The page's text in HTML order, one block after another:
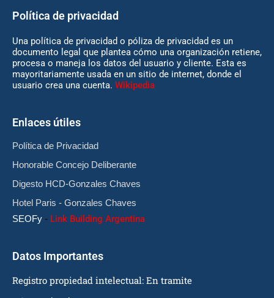
Política de privacidad
Una política de privacidad o póliza de privacidad es un
documento legal que plantea cómo una organización retiene,
procesa o maneja los datos del usuario y cliente. Esta es
mayoritariamente usada en un sitio de internet, donde el
usuario crea una cuenta. Wikipedia
Enlaces útiles
Política de Privacidad
Honorable Concejo Deliberante
Digesto HCD-Gonzales Chaves
Hotel Paris - Gonzales Chaves
SEOFy - Link Building Argentina
Datos Importantes
Registro propiedad intelectual: En tramite